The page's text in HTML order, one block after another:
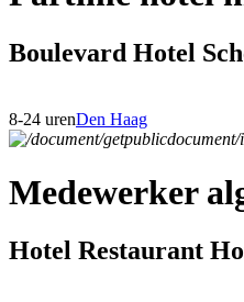
Boulevard Hotel
8-24 urenDen Haag
Medewerker
Hotel Restaurant